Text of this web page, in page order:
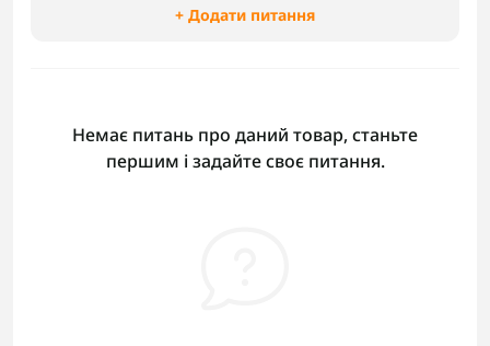
+ Додати питання
Немає питань про даний товар, станьте
першим і задайте своє питання.